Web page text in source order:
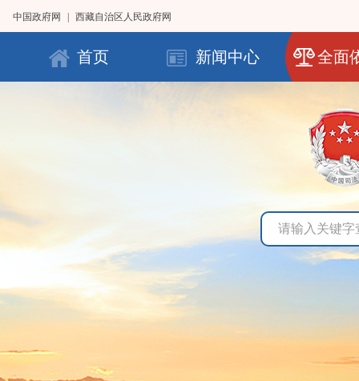
中国政府网 西藏自治区人民政府网
首页 新闻中心 全面